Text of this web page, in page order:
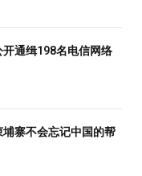
通缉198名电信网络
寨不会忘记中国的帮